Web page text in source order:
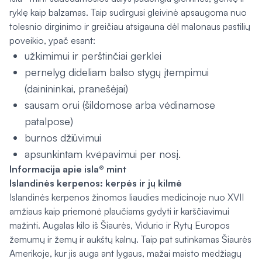
ryklę kaip balzamas. Taip sudirgusi gleivinė apsaugoma nuo
tolesnio dirginimo ir greičiau atsigauna dėl malonaus pastilių
poveikio, ypač esant:
užkimimui ir perštinčiai gerklei
pernelyg dideliam balso stygų įtempimui
(dainininkai, pranešėjai)
sausam orui (šildomose arba vėdinamose
patalpose)
burnos džiūvimui
apsunkintam kvėpavimui per nosį.
Informacija apie isla® mint
Islandinės kerpenos: kerpės ir jų kilmė
Islandinės kerpenos žinomos liaudies medicinoje nuo XVII
amžiaus kaip priemonė plaučiams gydyti ir karščiavimui
mažinti. Augalas kilo iš Šiaurės, Vidurio ir Rytų Europos
žemumų ir žemų ir aukštų kalnų. Taip pat sutinkamas Šiaurės
Amerikoje, kur jis auga ant lygaus, mažai maisto medžiagų